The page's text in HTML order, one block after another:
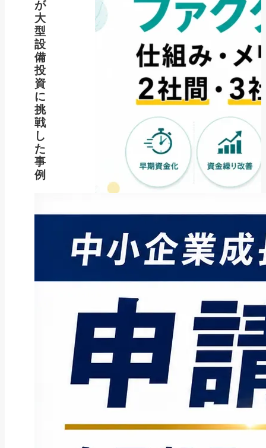
が
大
型
設
備
投
資
に
挑
戦
し
た
事
例
ファクタリングとは？仕組み・メ
リット・注意点と...
2026年8月6日